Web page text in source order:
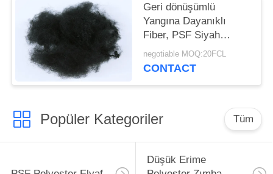
Geri dönüşümlü
Yangına Dayanıklı
Fiber, PSF Siyah
Polyester Elyaf 6D
İncelik
negotiable MOQ:20FCL
CONTACT
Popüler Kategoriler Tüm
Düşük Erime